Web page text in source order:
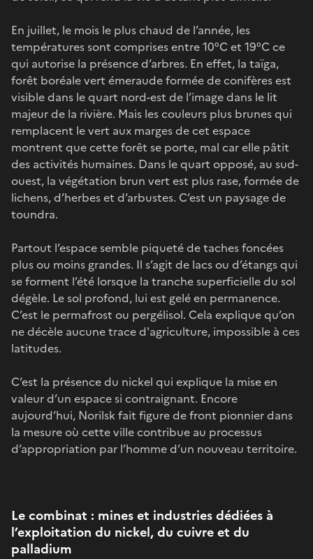
En juillet, le mois le plus chaud de l’année, les
températures sont comprises entre 10°C et 19°C ce
qui autorise la présence d’arbres. En effet, la taïga,
forêt boréale vert émeraude formée de conifères est
visible dans le quart nord-est de l’image dans le lit
majeur de la rivière. Mais les couleurs plus brunes qui
remplacent le vert aux marges de cet espace
montrent que cette forêt se porte, mal car elle pâtit
des activités humaines. Dans le quart opposé, au sud-
ouest, la végétation brun vert est plus rase, formée de
lichens, d’herbes et d’arbustes. C’est un paysage de
toundra.
Partout l’espace semble piqueté de taches foncées
plus ou moins grandes. Il s’agit de lacs ou d’étangs qui
se forment l’été lorsque la tranche superficielle du sol
dégèle. Le sol profond, lui est gelé en permanence.
C’est le permafrost ou pergélisol. Cela explique qu’on
ne décèle aucune trace d'agriculture, impossible à ces
latitudes.
C’est la présence du nickel qui explique la mise en
valeur d’un espace si contraignant. Encore
aujourd’hui, Norilsk fait figure de front pionnier dans
la mesure où cette ville contribue au processus
d’appropriation par l’homme d’un nouveau territoire.
Le combinat : mines et industries dédiées à
l’exploitation du nickel, du cuivre et du
palladium